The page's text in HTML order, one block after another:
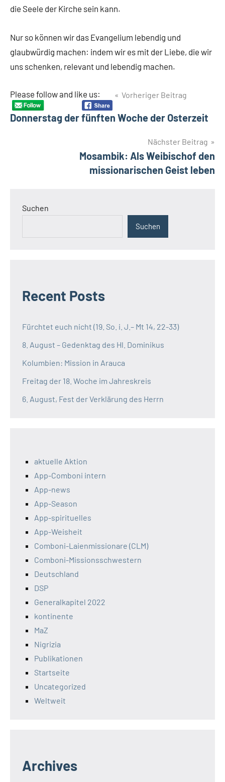
die Seele der Kirche sein kann.
Nur so können wir das Evangelium lebendig und
glaubwürdig machen: indem wir es mit der Liebe, die wir
uns schenken, relevant und lebendig machen.
Please follow and like us:
BeitragsnavigationVorheriger Beitrag
Donnerstag der fünften Woche der Osterzeit
Nächster Beitrag
Mosambik: Als Weibischof den
missionarischen Geist leben
Suchen
Suchen
Recent Posts
Fürchtet euch nicht (19. So. i. J.– Mt 14, 22-33)
8. August – Gedenktag des Hl. Dominikus
Kolumbien: Mission in Arauca
Freitag der 18. Woche im Jahreskreis
6. August, Fest der Verklärung des Herrn
aktuelle Aktion
App-Comboni intern
App-news
App-Season
App-spirituelles
App-Weisheit
Comboni-Laienmissionare (CLM)
Comboni-Missionsschwestern
Deutschland
DSP
Generalkapitel 2022
kontinente
MaZ
Nigrizia
Publikationen
Startseite
Uncategorized
Weltweit
Archives